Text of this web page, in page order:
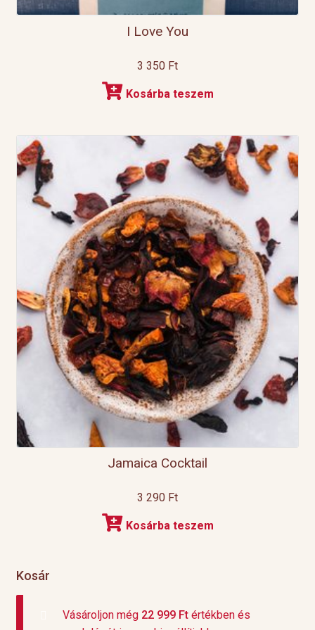
I Love You
3 350 Ft
Kosárba teszem
Jamaica Cocktail
3 290 Ft
Kosárba teszem
Kosár
Vásároljon még 22 999 Ftértékben és